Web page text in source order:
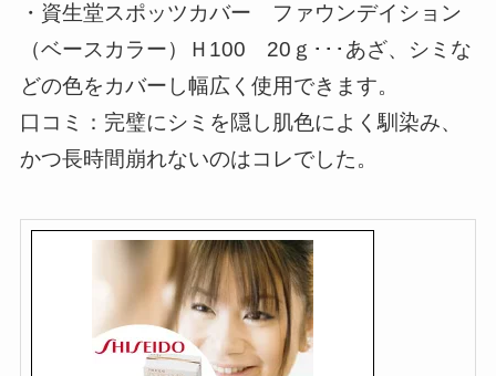
・資生堂スポッツカバー ファウンデイション
（ベースカラー）Ｈ100 20ｇ･･･あざ、シミな
どの色をカバーし幅広く使用できます。
口コミ：完璧にシミを隠し肌色によく馴染み、
かつ長時間崩れないのはコレでした。